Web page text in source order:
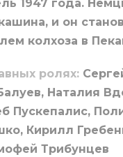
1947 года.
и он
колхоза в
ролях:
Наталия
Пускепалис,
Кирилл
Трибунцев